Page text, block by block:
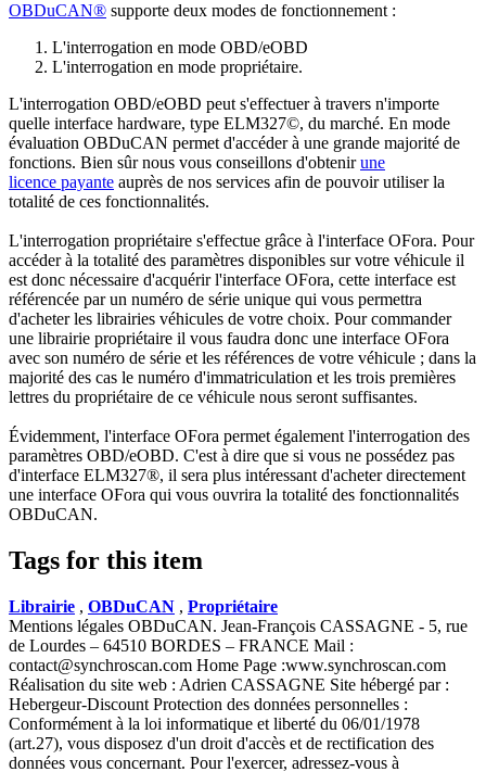
OBDuCAN® supporte deux modes de fonctionnement :
L'interrogation en mode OBD/eOBD
L'interrogation en mode propriétaire.
L'interrogation OBD/eOBD peut s'effectuer à travers n'importe
quelle interface hardware, type ELM327©, du marché. En mode
évaluation OBDuCAN permet d'accéder à une grande majorité de
fonctions. Bien sûr nous vous conseillons d'obtenirune
licence payante auprès de nos services afin de pouvoir utiliser la
totalité de ces fonctionnalités.
L'interrogation propriétaire s'effectue grâce à l'interface OFora. Pour
accéder à la totalité des paramètres disponibles sur votre véhicule il
est donc nécessaire d'acquérir l'interface OFora, cette interface est
référencée par un numéro de série unique qui vous permettra
d'acheter les librairies véhicules de votre choix. Pour commander
une librairie propriétaire il vous faudra donc une interface OFora
avec son numéro de série et les références de votre véhicule ; dans la
majorité des cas le numéro d'immatriculation et les trois premières
lettres du propriétaire de ce véhicule nous seront suffisantes.
Évidemment, l'interface OFora permet également l'interrogation des
paramètres OBD/eOBD. C'est à dire que si vous ne possédez pas
d'interface ELM327®, il sera plus intéressant d'acheter directement
une interface OFora qui vous ouvrira la totalité des fonctionnalités
OBDuCAN.
Tags for this item
Librairie , OBDuCAN , Propriétaire
Mentions légales OBDuCAN. Jean-François CASSAGNE - 5, rue
de Lourdes – 64510 BORDES – FRANCE Mail :
contact@synchroscan.com Home Page :www.synchroscan.com
Réalisation du site web : Adrien CASSAGNE Site hébergé par :
Hebergeur-Discount Protection des données personnelles :
Conformément à la loi informatique et liberté du 06/01/1978
(art.27), vous disposez d'un droit d'accès et de rectification des
données vous concernant. Pour l'exercer, adressez-vous à